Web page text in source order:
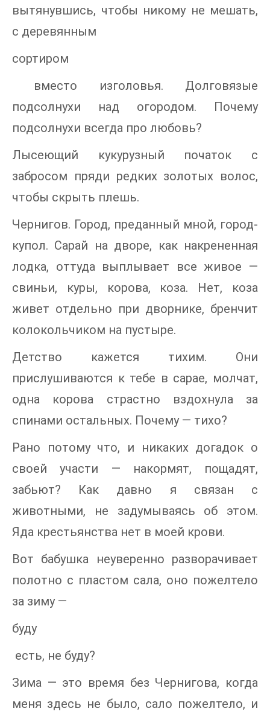
вытянувшись, чтобы никому не мешать,
с деревянным
сортиром
вместо изголовья. Долговязые
подсолнухи над огородом. Почему
подсолнухи всегда про любовь?
Лысеющий кукурузный початок с
забросом пряди редких золотых волос,
чтобы скрыть плешь.
Чернигов. Город, преданный мной, город-
купол. Сарай на дворе, как накрененная
лодка, оттуда выплывает все живое —
свиньи, куры, корова, коза. Нет, коза
живет отдельно при дворнике, бренчит
колокольчиком на пустыре.
Детство кажется тихим. Они
прислушиваются к тебе в сарае, молчат,
одна корова страстно вздохнула за
спинами остальных. Почему — тихо?
Рано потому что, и никаких догадок о
своей участи — накормят, пощадят,
забьют? Как давно я связан с
животными, не задумываясь об этом.
Яда крестьянства нет в моей крови.
Вот бабушка неуверенно разворачивает
полотно с пластом сала, оно пожелтело
за зиму —
буду
есть, не буду?
Зима — это время без Чернигова, когда
меня здесь не было, сало пожелтело, и